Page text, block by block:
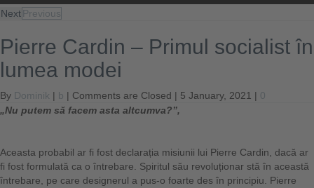
NextPrevious
Pierre Cardin – Primul socialist în
lumea modei
By Dominik | b | Comments are Closed | 5 January, 2021 | 0
„Nu putem să facem asta altcumva?”,
Aceasta probabil ar fi fost declarația misiunii lui Pierre Cardin, dacă ar
fi fost formulată ca o întrebare. Spiritul său revoluționar stă în această
întrebare, pe care designerul a pus-o foarte des în principiu. Pierre